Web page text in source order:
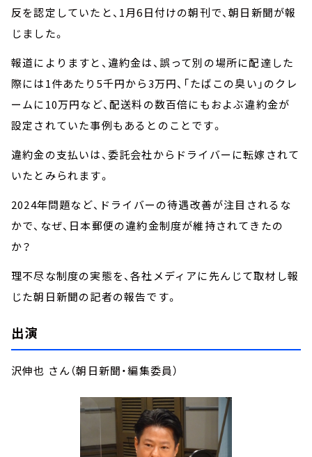
反を認定していたと、1月6日付けの朝刊で、朝日新聞が報
じました。
報道によりますと、違約金は、誤って別の場所に配達した
際には1件あたり5千円から3万円、「たばこの臭い」のクレ
ームに10万円など、配送料の数百倍にもおよぶ違約金が
設定されていた事例もあるとのことです。
違約金の支払いは、委託会社からドライバーに転嫁されて
いたとみられます。
2024年問題など、ドライバーの待遇改善が注目されるな
かで、なぜ、日本郵便の違約金制度が維持されてきたの
か？
理不尽な制度の実態を、各社メディアに先んじて取材し報
じた朝日新聞の記者の報告です。
出演
沢伸也 さん（朝日新聞・編集委員）